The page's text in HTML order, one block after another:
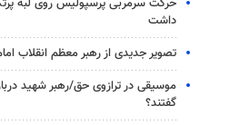
داشت
تصویر جدیدی از رهبر معظم انقلاب
موسیقی در ترازوی حق/رهبر شهید
گفتند؟